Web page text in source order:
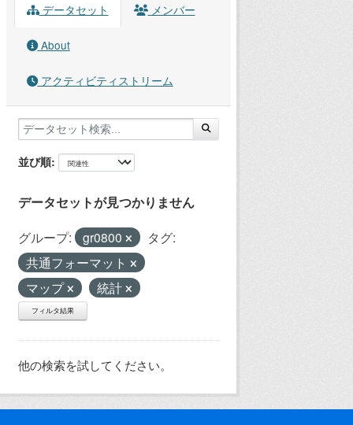
データセット メンバー
About
アクティビティストリーム
並び順
データセットが見つかりません
グループ: gr0800
タグ:
共通フォーマット
マップ
統計
フィルタ結果
他の検索を試してください。